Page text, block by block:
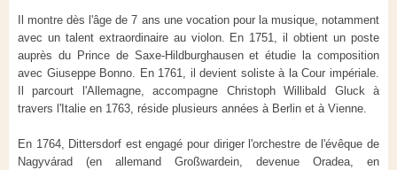
Il montre dès l'âge de 7 ans une vocation pour la musique, notamment
avec un talent extraordinaire au violon. En 1751, il obtient un poste
auprès du Prince de Saxe-Hildburghausen et étudie la composition
avec Giuseppe Bonno. En 1761, il devient soliste à la Cour impériale.
Il parcourt l'Allemagne, accompagne Christoph Willibald Gluck à
travers l'Italie en 1763, réside plusieurs années à Berlin et à Vienne.
En 1764, Dittersdorf est engagé pour diriger l'orchestre de l'évêque de
Nagyvárad (en allemand Großwardein, devenue Oradea, en